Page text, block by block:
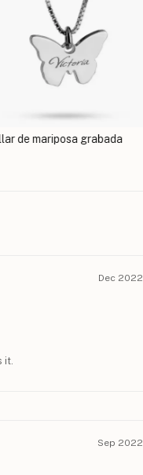
de mariposa grabada
Dec 2022
it.
Sep 2022